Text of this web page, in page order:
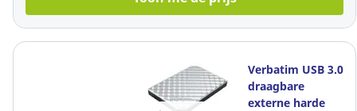
Verbatim USB 3.0
draagbare
externe harde